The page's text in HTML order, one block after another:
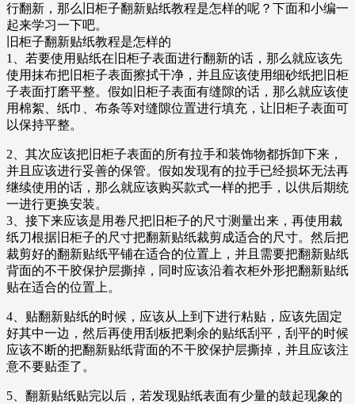
行翻新，那么旧柜子翻新贴纸教程是怎样的呢？下面和小编一
起来学习一下吧。
旧柜子翻新贴纸教程是怎样的
1、若要使用贴纸在旧柜子表面进行翻新的话，那么就应该先
使用抹布把旧柜子表面擦拭干净，并且应该使用细砂纸把旧柜
子表面打磨平整。假如旧柜子表面有缝隙的话，那么就应该使
用棉絮、纸巾、布条等对缝隙位置进行填充，让旧柜子表面可
以保持平整。
2、其次应该把旧柜子表面的所有拉手和装饰物都拆卸下来，
并且应该进行妥善的保管。假如发现有的拉手已经损坏无法再
继续使用的话，那么就应该购买款式一样的把手，以供后期统
一进行更换安装。
3、接下来应该是用卷尺把旧柜子的尺寸测量出来，再使用裁
纸刀根据旧柜子的尺寸把翻新贴纸裁剪成适合的尺寸。然后把
裁剪好的翻新贴纸平铺在适合的位置上，并且需要把翻新贴纸
背面的不干胶保护层撕掉，同时应该沿着衣柜外形把翻新贴纸
贴在适合的位置上。
4、贴翻新贴纸的时候，应该从上到下进行粘贴，应该先固定
好其中一边，然后再使用刮板把剩余的贴纸刮平，刮平的时候
应该不断的把翻新贴纸背面的不干胶保护层撕掉，并且应该注
意不要贴歪了。
5、翻新贴纸贴完以后，若发现贴纸表面有少量的鼓起现象的